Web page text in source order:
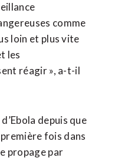
comme
loin et plus vite
les
réagir », a-t-il
depuis que
fois dans
propage par